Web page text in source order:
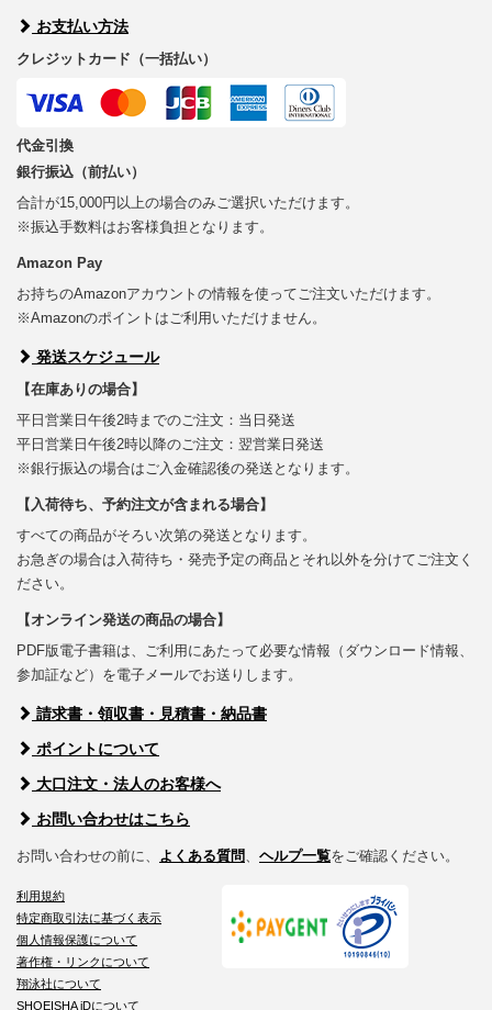
お支払い方法
クレジットカード（一括払い）
代金引換
銀行振込（前払い）
合計が15,000円以上の場合のみご選択いただけます。
※振込手数料はお客様負担となります。
Amazon Pay
お持ちのAmazonアカウントの情報を使ってご注文いただけます。
※Amazonのポイントはご利用いただけません。
発送スケジュール
【在庫ありの場合】
平日営業日午後2時までのご注文：当日発送
平日営業日午後2時以降のご注文：翌営業日発送
※銀行振込の場合はご入金確認後の発送となります。
【入荷待ち、予約注文が含まれる場合】
すべての商品がそろい次第の発送となります。
お急ぎの場合は入荷待ち・発売予定の商品とそれ以外を分けてご注文く
ださい。
【オンライン発送の商品の場合】
PDF版電子書籍は、ご利用にあたって必要な情報（ダウンロード情報、
参加証など）を電子メールでお送りします。
請求書・領収書・見積書・納品書
ポイントについて
大口注文・法人のお客様へ
お問い合わせはこちら
お問い合わせの前に、 よくある質問 ヘルプ一覧をご確認ください。
利用規約
特定商取引法に基づく表示
個人情報保護について
著作権・リンクについて
翔泳社について
SHOEISHA iDについて